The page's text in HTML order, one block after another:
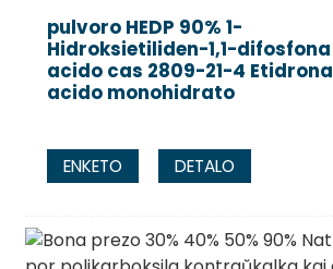
pulvoro HEDP 90% 1-
Hidroksietiliden-1,1-difosfona
acido cas 2809-21-4 Etidrona
acido monohidrato
ENKETO DETALO